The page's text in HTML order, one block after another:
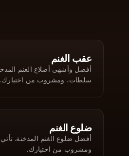
عقب الغنم
سلطات، ومشروب من اختيارك.
ضلوع الغنم
ومشروب من اختيارك.